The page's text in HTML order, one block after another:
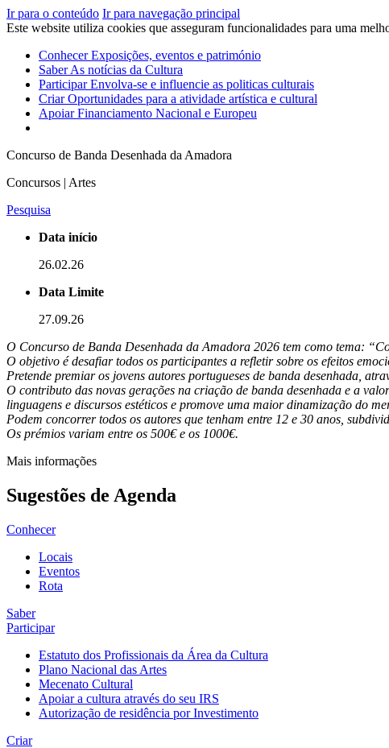
Ir para o conteúdo Ir para navegação principal
Este website utiliza cookies que asseguram funcionalidades para uma
ConhecerExposições, eventos e património
SaberAs notícias da Cultura
ParticiparEnvolva-se e influencie as politicas culturais
CriarOportunidades para a atividade artística e cultural
ApoiarFinanciamento Nacional e Europeu
Concurso de Banda Desenhada da Amadora
Concursos | Artes
Pesquisa
Data início
26.02.26
Data Limite
27.09.26
O Concurso de Banda Desenhada da Amadora 2026 tem como tema:
O objetivo é desafiar todos os participantes a refletir sobre os efeitos
Pretende premiar os jovens autores portugueses de banda desenhada,
O contributo das novas gerações na criação de banda desenhada e a
linguagens e discursos estéticos e promove uma maior dinamização do
Podem concorrer todos os autores que tenham entre 12 e 30 anos,
Os prémios variam entre os 500€ e os 1000€.
Mais informações
Sugestões de Agenda
Conhecer
Locais
Eventos
Rota
Saber
Participar
Estatuto dos Profissionais da Área da Cultura
Plano Nacional das Artes
Mecenato Cultural
Apoiar a cultura através do seu IRS
Autorização de residência por Investimento
Criar